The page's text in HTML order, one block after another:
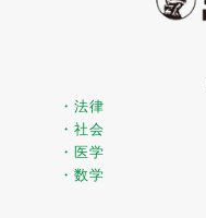
・法律
・社会
・医学
・数学